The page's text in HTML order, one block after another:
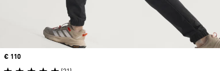
Price
€ 110